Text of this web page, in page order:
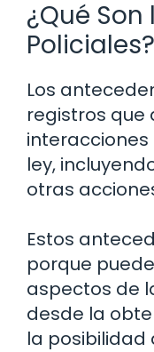
¿Qué
Policiales?
Los
registros que
ley,
otras
Estos
porque
aspectos de
desde la
la posibilidad